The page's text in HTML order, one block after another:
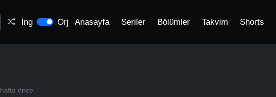
İng Orj Anasayfa Seriler Bölümler Takvim Shorts
hafta önce